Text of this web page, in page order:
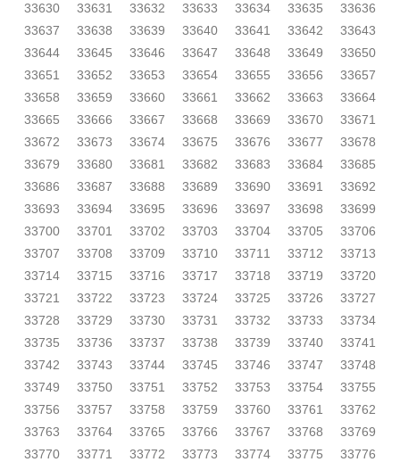
33630
33631 33632 33633 33634 33635
33636
33637
33638 33639 33640 33641 33642
33643
33644
33645 33646 33647 33648 33649
33650
33651
33652 33653 33654 33655 33656
33657
33658
33659 33660 33661 33662 33663
33664
33665
33666 33667 33668 33669 33670
33671
33672
33673 33674 33675 33676 33677
33678
33679
33680 33681 33682 33683 33684
33685
33686
33687 33688 33689 33690 33691
33692
33693
33694 33695 33696 33697 33698
33699
33700
33701 33702 33703 33704 33705
33706
33707
33708 33709 33710 33711 33712
33713
33714
33715 33716 33717 33718 33719
33720
33721
33722 33723 33724 33725 33726
33727
33728
33729 33730 33731 33732 33733
33734
33735
33736 33737 33738 33739 33740
33741
33742
33743 33744 33745 33746 33747
33748
33749
33750 33751 33752 33753 33754
33755
33756
33757 33758 33759 33760 33761
33762
33763
33764 33765 33766 33767 33768
33769
33770
33771 33772 33773 33774 33775
33776